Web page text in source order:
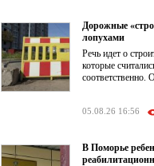
Дорожные
лопухами
Речь идет о
которые
соответственно.
05.08.26 16:56
В Поморье